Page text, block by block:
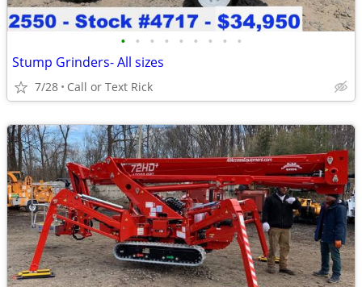
• • • • • • • • •
Stump Grinders- All sizes
7/28 Call or Text Rick